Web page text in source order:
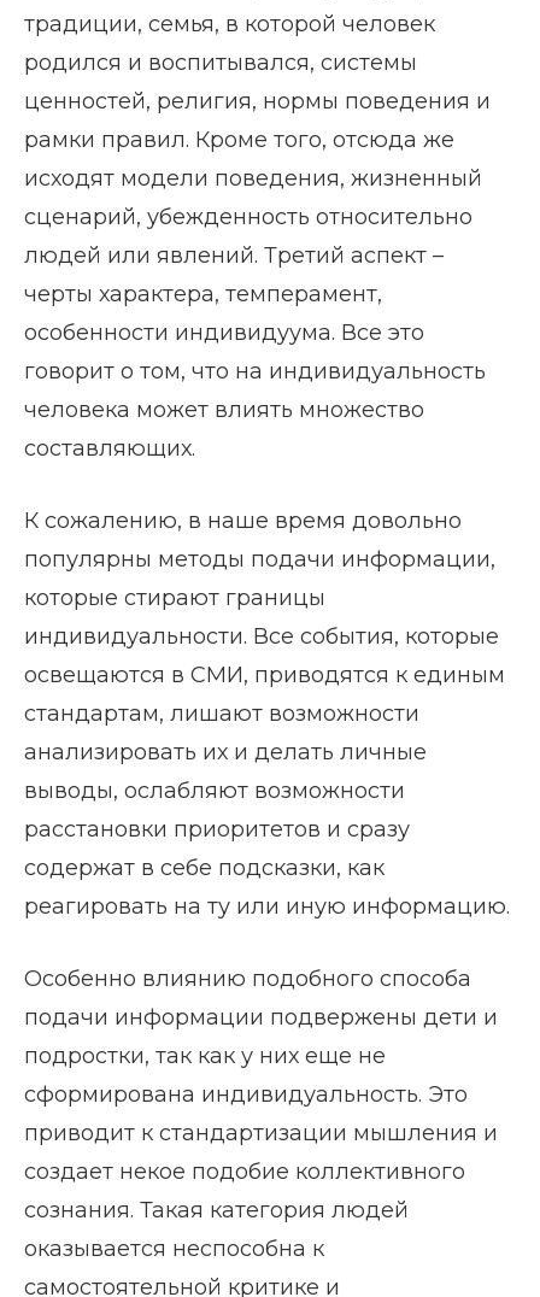
традиции, семья, в которой человек
родился и воспитывался, системы
ценностей, религия, нормы поведения и
рамки правил. Кроме того, отсюда же
исходят модели поведения, жизненный
сценарий, убежденность относительно
людей или явлений. Третий аспект –
черты характера, темперамент,
особенности индивидуума. Все это
говорит о том, что на индивидуальность
человека может влиять множество
составляющих.
К сожалению, в наше время довольно
популярны методы подачи информации,
которые стирают границы
индивидуальности. Все события, которые
освещаются в СМИ, приводятся к единым
стандартам, лишают возможности
анализировать их и делать личные
выводы, ослабляют возможности
расстановки приоритетов и сразу
содержат в себе подсказки, как
реагировать на ту или иную информацию.
Особенно влиянию подобного способа
подачи информации подвержены дети и
подростки, так как у них еще не
сформирована индивидуальность. Это
приводит к стандартизации мышления и
создает некое подобие коллективного
сознания. Такая категория людей
оказывается неспособна к
самостоятельной критике и